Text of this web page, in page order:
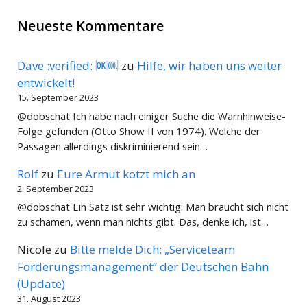
Neueste Kommentare
Dave :verified: 🆗🆒 zu Hilfe, wir haben uns weiter
entwickelt!
15. September 2023
@dobschat Ich habe nach einiger Suche die Warnhinweise-
Folge gefunden (Otto Show II von 1974). Welche der
Passagen allerdings diskriminierend sein…
Rolf zu Eure Armut kotzt mich an
2. September 2023
@dobschat Ein Satz ist sehr wichtig: Man braucht sich nicht
zu schämen, wenn man nichts gibt. Das, denke ich, ist…
Nicole zu Bitte melde Dich: „Serviceteam
Forderungsmanagement“ der Deutschen Bahn
(Update)
31. August 2023